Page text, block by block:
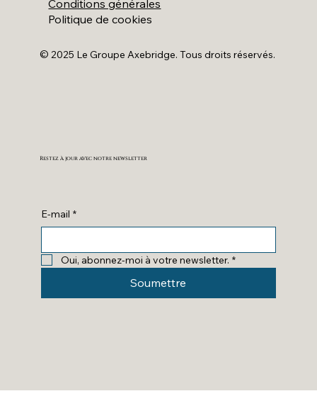
E-mail *
Oui, abonnez-moi à votre newsletter. *
Soumettre
Restez à jour avec notre newsletter
Conditions générales
Politique de cookies
© 2025 Le Groupe Axebridge. Tous droits réservés.